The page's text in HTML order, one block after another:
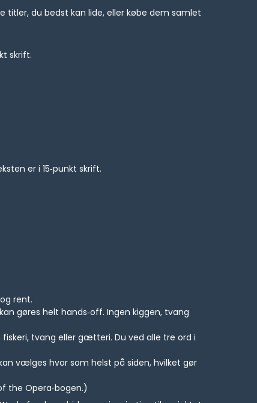
titler, du bedst kan lide, eller købe dem samlet
skrift.
er i 15‑punkt skrift.
rent.
gøres helt hands‑off. Ingen kiggen, tvang
tvang eller gætteri. Du ved alle tre ord i
vælges hvor som helst på siden, hvilket gør
the Opera‑bogen.)